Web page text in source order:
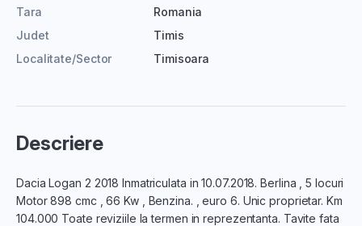
Tara
Romania
Judet
Timis
Localitate/Sector
Timisoara
Descriere
Dacia Logan 2 2018 Inmatriculata in 10.07.2018. Berlina , 5 locuri
Motor 898 cmc , 66 Kw , Benzina. , euro 6. Unic proprietar. Km
104.000 Toate reviziile la termen in reprezentanta. Tavite fata